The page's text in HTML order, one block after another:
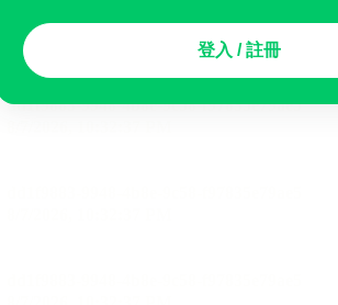
登入 / 註冊
行李寄存服務 免費取消 民宿 泊車場